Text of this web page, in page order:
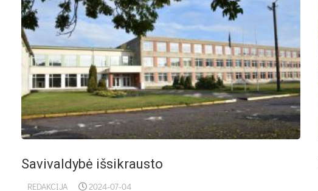
Savivaldybė išsikrausto
REDAKCIJA 2024-07-04